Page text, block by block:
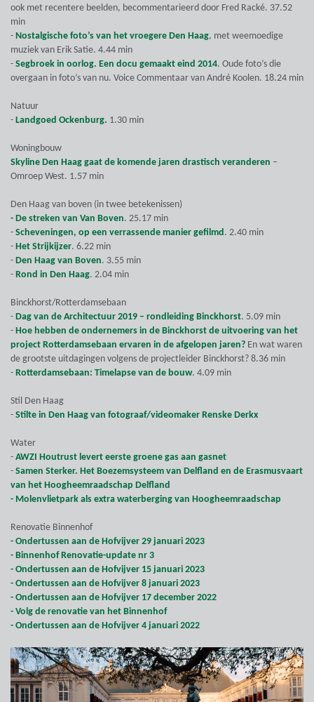
ook met recentere beelden, becommentarieerd door Fred Racké. 37.52
min
- Nostalgische foto’s van het vroegere Den Haag, met weemoedige
muziek van Erik Satie. 4.44 min
- Segbroek in oorlog. Een docu gemaakt eind 2014. Oude foto’s die
overgaan in foto’s van nu. Voice Commentaar van André Koolen. 18.24 min
Natuur
- Landgoed Ockenburg. 1.30 min
Woningbouw
Skyline Den Haag gaat de komende jaren drastisch veranderen –
Omroep West. 1.57 min
Den Haag van boven (in twee betekenissen)
- De streken van Van Boven. 25.17 min
- Scheveningen, op een verrassende manier gefilmd. 2.40 min
- Het Strijkijzer. 6.22 min
- Den Haag van Boven. 3.55 min
- Rond in Den Haag. 2.04 min
Binckhorst/Rotterdamsebaan
- Dag van de Architectuur 2019 – rondleiding Binckhorst. 5.09 min
- Hoe hebben de ondernemers in de Binckhorst de uitvoering van het
project Rotterdamsebaan ervaren in de afgelopen jaren? En wat waren
de grootste uitdagingen volgens de projectleider Binckhorst? 8.36 min
- Rotterdamsebaan: Timelapse van de bouw. 4.09 min
Stil Den Haag
- Stilte in Den Haag van fotograaf/videomaker Renske Derkx
Water
- AWZI Houtrust levert eerste groene gas aan gasnet
- Samen Sterker. Het Boezemsysteem van Delfland en de Erasmusvaart
van het Hoogheemraadschap Delfland
- Molenvlietpark als extra waterberging van Hoogheemraadschap
Renovatie Binnenhof
- Ondertussen aan de Hofvijver 29 januari 2023
- Binnenhof Renovatie-update nr 3
- Ondertussen aan de Hofvijver 15 januari 2023
- Ondertussen aan de Hofvijver 8 januari 2023
- Ondertussen aan de Hofvijver 17 december 2022
- Volg de renovatie van het Binnenhof
- Ondertussen aan de Hofvijver 4 januari 2022